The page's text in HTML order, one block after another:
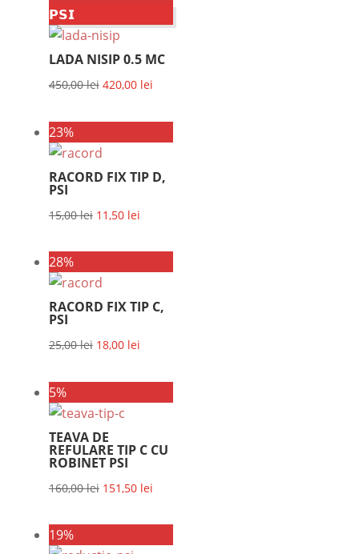
80,00 lei.
75,00 lei.
𝗣𝗦𝗜
LADA NISIP 0.5 MC
450,00lei Prețul
a
fost:
420,00 leiPrețul
este:
420,00 lei.
23%
RACORD FIX TIP D,
PSI
15,00lei Prețul
a
fost:
11,50 leiPrețul
este:
11,50 lei.
28%
RACORD FIX TIP C,
PSI
25,00lei Prețul
a
fost:
25,00 lei.
18,00 leiPrețul
este:
18,00 lei.
5%
TEAVA DE
REFULARE TIP C CU
ROBINET PSI
160,00lei Prețul
a
fost:
151,50 leiPrețul
este:
151,50 lei.
19%